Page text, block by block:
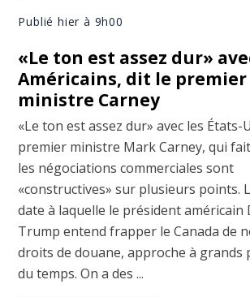
Publié hier à 9h00
«Le ton est assez dur»
Américains, dit le premier
ministre Carney
«Le ton est assez dur» avec les États-
premier ministre Mark Carney, qui
les négociations commerciales sont
«constructives» sur plusieurs points.
date à laquelle le président américain
Trump entend frapper le Canada de
droits de douane, approche à grands
du temps. On a des ...